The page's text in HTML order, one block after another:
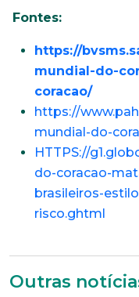
Fontes:
https://
mundial-do-
coracao/
https://
mundial-do-
HTTPS://
do-coracao-
brasileiros-
risco.ghtml
Outras
E-mail*
Telefone
Endereço